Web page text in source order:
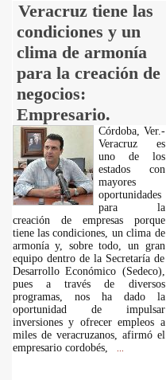
Veracruz tiene las
condiciones y un
clima de armonía
para la creación de
negocios:
Empresario.
Córdoba, Ver.-
Veracruz es
uno de los
estados con
mayores
oportunidades
para la
creación de empresas porque
tiene las condiciones, un clima de
armonía y, sobre todo, un gran
equipo dentro de la Secretaría de
Desarrollo Económico (Sedeco),
pues a través de diversos
programas, nos ha dado la
oportunidad de impulsar
inversiones y ofrecer empleos a
miles de veracruzanos, afirmó el
empresario cordobés,